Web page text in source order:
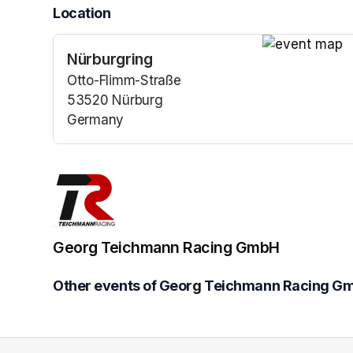
Location
Nürburgring
Otto-Flimm-Straße
53520 Nürburg
Germany
Georg Teichmann Racing GmbH
Other events of Georg Teichmann Racing